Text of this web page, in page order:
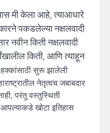
मी केला आहे, त्याआधारे
पकडलेल्या नक्षलवादी
नवीन किती नक्षलवादी
किती, आणि त्याहून
हक्कांसाठी सुरू झालेली
नेतृत्वच जबाबदार
परंतु वस्तुस्थिती
खोटा इतिहास